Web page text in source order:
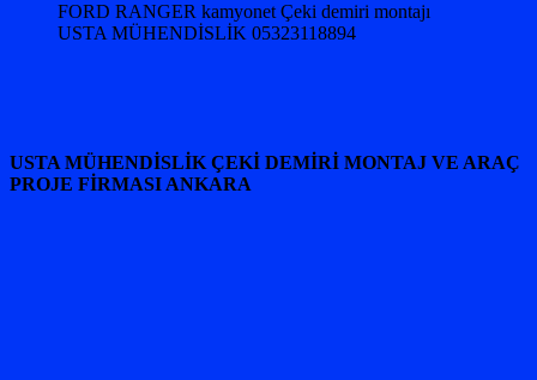
FORD RANGER kamyonet Çeki demiri montajı
USTA MÜHENDİSLİK 05323118894
USTA MÜHENDİSLİK ÇEKİ DEMİRİ MONTAJ VE ARAÇ
PROJE FİRMASI ANKARA